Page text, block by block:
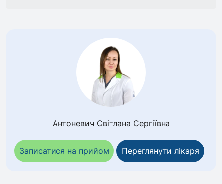
Антоневич Світлана Сергіївна
Записатися на прийом Переглянути лікаря